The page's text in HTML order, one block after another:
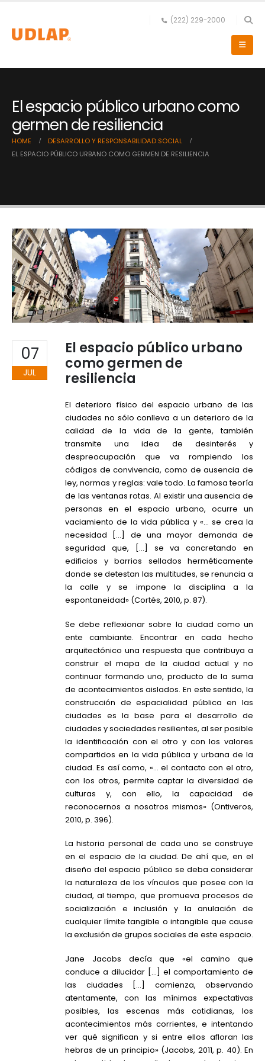
(222) 229-2000
El espacio público urbano como
germen de resiliencia
HOME
DESARROLLO Y RESPONSABILIDAD SOCIAL
EL ESPACIO PÚBLICO URBANO COMO GERMEN DE RESILIENCIA
07
JUL
El espacio público urbano
como germen de
resiliencia
El deterioro físico del espacio urbano de las
ciudades no sólo conlleva a un deterioro de la
calidad de la vida de la gente, también
transmite una idea de desinterés y
despreocupación que va rompiendo los
códigos de convivencia, como de ausencia de
ley, normas y reglas: vale todo. La famosa teoría
de las ventanas rotas. Al existir una ausencia de
personas en el espacio urbano, ocurre un
vaciamiento de la vida pública y «… se crea la
necesidad […] de una mayor demanda de
seguridad que, […] se va concretando en
edificios y barrios sellados herméticamente
donde se detestan las multitudes, se renuncia a
la calle y se impone la disciplina a la
espontaneidad» (Cortés, 2010, p. 87).
Se debe reflexionar sobre la ciudad como un
ente cambiante. Encontrar en cada hecho
arquitectónico una respuesta que contribuya a
construir el mapa de la ciudad actual y no
continuar formando uno, producto de la suma
de acontecimientos aislados. En este sentido, la
construcción de espacialidad pública en las
ciudades es la base para el desarrollo de
ciudades y sociedades resilientes, al ser posible
la identificación con el otro y con los valores
compartidos en la vida pública y urbana de la
ciudad. Es así como, «… el contacto con el otro,
con los otros, permite captar la diversidad de
culturas y, con ello, la capacidad de
reconocernos a nosotros mismos» (Ontiveros,
2010, p. 396).
La historia personal de cada uno se construye
en el espacio de la ciudad. De ahí que, en el
diseño del espacio público se deba considerar
la naturaleza de los vínculos que posee con la
ciudad, al tiempo, que promueva procesos de
socialización e inclusión y la anulación de
cualquier límite tangible o intangible que cause
la exclusión de grupos sociales de este espacio.
Jane Jacobs decía que «el camino que
conduce a dilucidar […] el comportamiento de
las ciudades […] comienza, observando
atentamente, con las mínimas expectativas
posibles, las escenas más cotidianas, los
acontecimientos más corrientes, e intentando
ver qué significan y si entre ellos afloran las
hebras de un principio» (Jacobs, 2011, p. 40). En